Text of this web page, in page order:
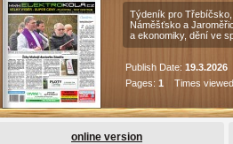
Týdeník pro
Náměšťsko a
a ekonomiky, dění ve
Publish Date: 19.3.2026
Pages: 1 Times
online version